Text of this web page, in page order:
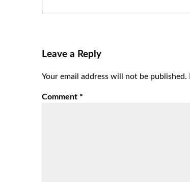
Leave a Reply
Your email address will not be published.
Comment *